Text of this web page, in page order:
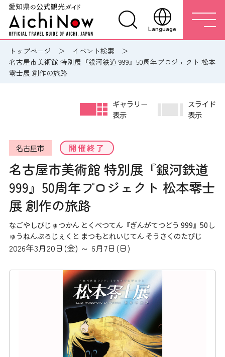
Language
トップページ
イベント検索
名古屋市美術館 特別展『銀河鉄道 999』50周年プロジェクト 松本
零士展 創作の旅路
名古屋市 開催終了
名古屋市美術館 特別展『銀河鉄道
999』50周年プロジェクト 松本零士
展 創作の旅路
なごやしびじゅつかん とくべつてん『ぎんがてつどう 999』50し
ゅうねんぷろじぇくと まつもとれいじてん そうさくのたびじ
2026年3月20日(金) ～ 6月7日(日)
ギャラリー
表示
スライド
表示